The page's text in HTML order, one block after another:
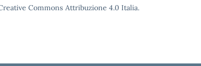
Commons Attribuzione 4.0 Italia.